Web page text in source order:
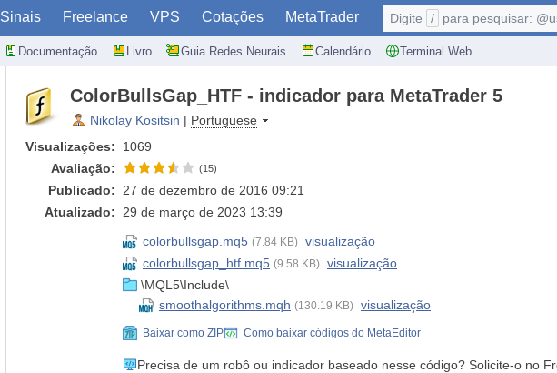
Sinais Freelance VPS Cotações MetaTrader
Documentação Livro Guia Redes Neurais Calendário Terminal Web
Digite / para pesquisar:
ColorBullsGap_HTF - indicador para MetaTrader 5
Nikolay Kositsin | Portuguese
Visualizações:
1069
Avaliação:
(15)
Publicado:
27 de dezembro de 2016 09:21
Atualizado:
29 de março de 2023 13:39
colorbullsgap.mq5 (7.84 KB) visualização
colorbullsgap_htf.mq5 (9.58 KB) visualização
\MQL5\Include\
smoothalgorithms.mqh (130.19 KB) visualização
Baixar como ZIP Como baixar códigos do MetaEditor
Precisa de um robô ou indicador baseado nesse código? Solicite-o no